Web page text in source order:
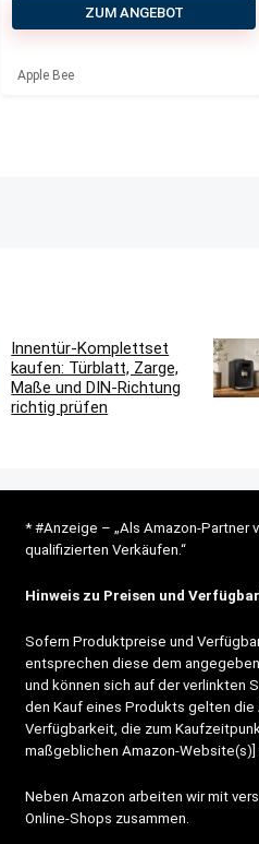
ZUM ANGEBOT
Apple Bee
Innentür-Komplettset
kaufen: Türblatt, Zarge,
Maße und DIN-Richtung
richtig prüfen
* #Anzeige – „Als Amazon-Partner
qualifizierten Verkäufen.“
Hinweis zu Preisen und
Sofern Produktpreise und
entsprechen diese dem
und können sich auf der verlinkten
den Kauf eines Produkts gelten die
Verfügbarkeit, die zum
maßgeblichen Amazon-
Neben Amazon arbeiten wir mit
Online-Shops zusammen.